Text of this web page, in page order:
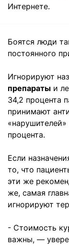
Интернете.
Боятся люди
постоянного
Игнорируют
препараты и
34,2 процента
принимают
процента.
Если
то, что
эти же
же, самая
игнорируют
- Стоимость
важны, —